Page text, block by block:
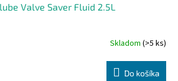
Valve Saver Fluid 2.5L
Skladom(>5 ks)
Do košíka